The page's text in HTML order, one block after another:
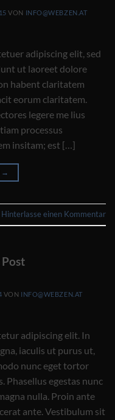
VON INFO@WEBZEN.AT
adipiscing elit, sed
ut laoreet dolore
habent claritatem
eorum claritatem.
legere me lius
processus
insitam; est […]
→
Hinterlasse einen Kommentar
VON INFO@WEBZEN.AT
adipiscing elit. In
iaculis ut purus ut,
nunc eget tortor
Phasellus egestas nunc
nulla. Proin ante
ante. Vestibulum sit